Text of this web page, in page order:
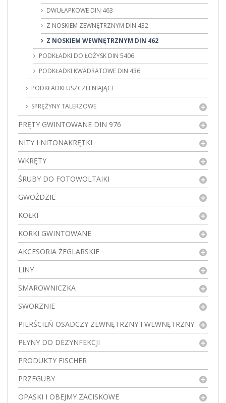
DWUŁAPKOWE DIN 463
Z NOSKIEM ZEWNĘTRZNYM DIN 432
Z NOSKIEM WEWNĘTRZNYM DIN 462
PODKŁADKI DO ŁOŻYSK DIN 5406
PODKŁADKI KWADRATOWE DIN 436
PODKŁADKI USZCZELNIAJĄCE
SPRĘŻYNY TALERZOWE
PRĘTY GWINTOWANE DIN 976
NITY I NITONAKRĘTKI
WKRĘTY
ŚRUBY DO FOTOWOLTAIKI
GWOŹDZIE
KOŁKI
KORKI GWINTOWANE
AKCESORIA ŻEGLARSKIE
LINY
SMAROWNICZKA
SWORZNIE
PIERŚCIEŃ OSADCZY ZEWNĘTRZNY I WEWNĘTRZNY
PŁYNY DO DEZYNFEKCJI
PRODUKTY FISCHER
PRZEGUBY
OPASKI I OBEJMY ZACISKOWE